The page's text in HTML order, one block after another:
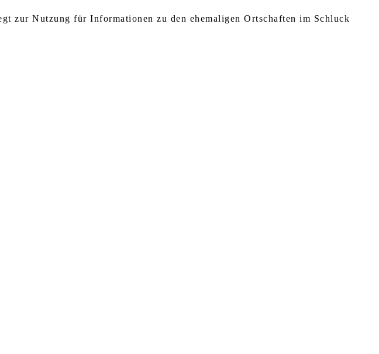
zur Nutzung für Informationen zu den ehemaligen Ortschaften im Schluck